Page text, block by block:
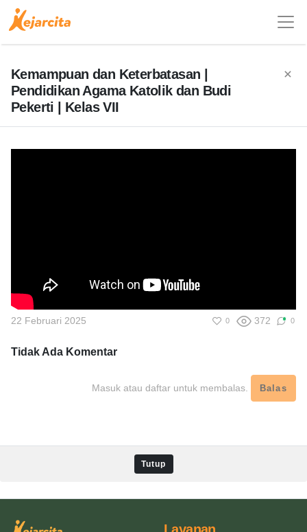
Kemampuan dan Keterbatasan |
Pendidikan Agama Katolik dan Budi
Pekerti | Kelas VII
22 Februari 2025 0 372 0
Tidak Ada Komentar
Masuk atau daftar untuk membalas. Balas
Tutup